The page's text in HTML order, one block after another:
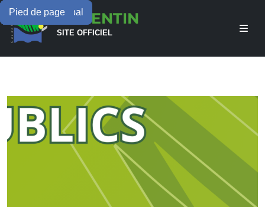
Menu principal
Contenu principal
Pied de pageLAMENTIN
SITE OFFICIEL